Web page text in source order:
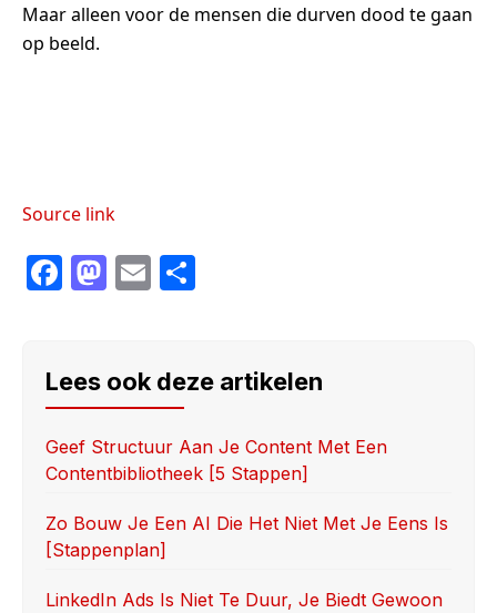
Maar alleen voor de mensen die durven dood te gaan
op beeld.
Source link
F
e
b
o
o
k
M
o
d
o
n
E
e
Lees ook deze artikelen
Geef Structuur Aan Je Content Met Een
Contentbibliotheek [5 Stappen]
Zo Bouw Je Een AI Die Het Niet Met Je Eens Is
[stappenplan]
LinkedIn Ads Is Niet Te Duur, Je Biedt Gewoon